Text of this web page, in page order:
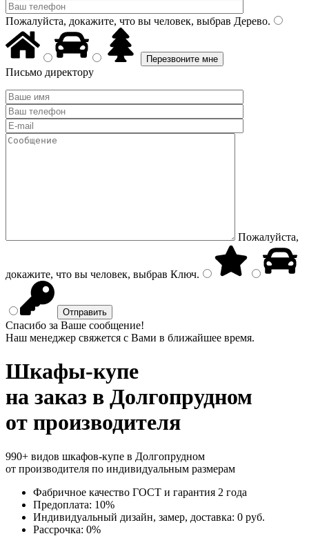
Пожалуйста, докажите, что вы человек, выбрав Дерево.
Письмо директору
Пожалуйста,
докажите, что вы человек, выбрав Ключ.
Спасибо за Ваше сообщение!
Наш менеджер свяжется с Вами в ближайшее время.
Шкафы-купе
на заказ в Долгопрудном
от производителя
990+ видов шкафов-купе в Долгопрудном
от производителя по индивидуальным размерам
Фабричное качество ГОСТ и гарантия 2 года
Предоплата: 10%
Индивидуальный дизайн, замер, доставка: 0 руб.
Рассрочка: 0%